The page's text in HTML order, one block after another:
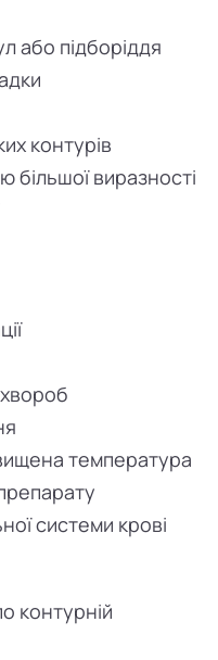
або підборіддя
контурів
виразності
температура
системи крові
контурній